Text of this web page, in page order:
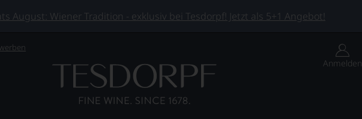
August: Wiener Tradition - exklusiv bei Tesdorpf! Jetzt als 5+1 Angebot!
Anmelden